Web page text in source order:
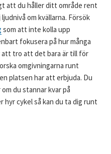
att du håller ditt område rent
om kvällarna. Försök
som att inte kolla upp
fokusera på hur många
att tro att det bara är till för
omgivningarna runt
platsen har att erbjuda. Du
du stannar kvar på
hyr cykel så kan du ta dig runt